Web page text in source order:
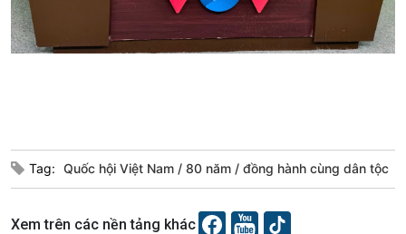
Văn hoá & Du lịch
Multimedia
Tag: Quốc hội Việt Nam 80 năm đồng hành cùng dân tộc
Xem trên các nền tảng khác